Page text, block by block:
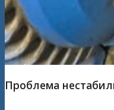
Проблема